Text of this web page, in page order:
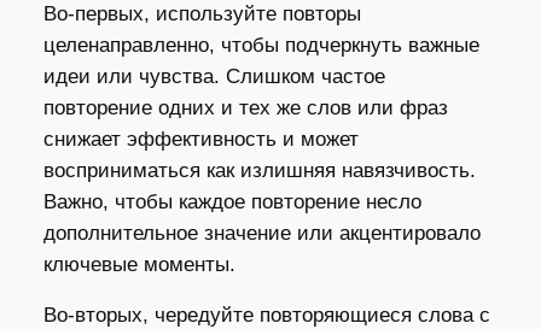
Во-первых, используйте повторы
целенаправленно, чтобы подчеркнуть важные
идеи или чувства. Слишком частое
повторение одних и тех же слов или фраз
снижает эффективность и может
восприниматься как излишняя навязчивость.
Важно, чтобы каждое повторение несло
дополнительное значение или акцентировало
ключевые моменты.
Во-вторых, чередуйте повторяющиеся слова с